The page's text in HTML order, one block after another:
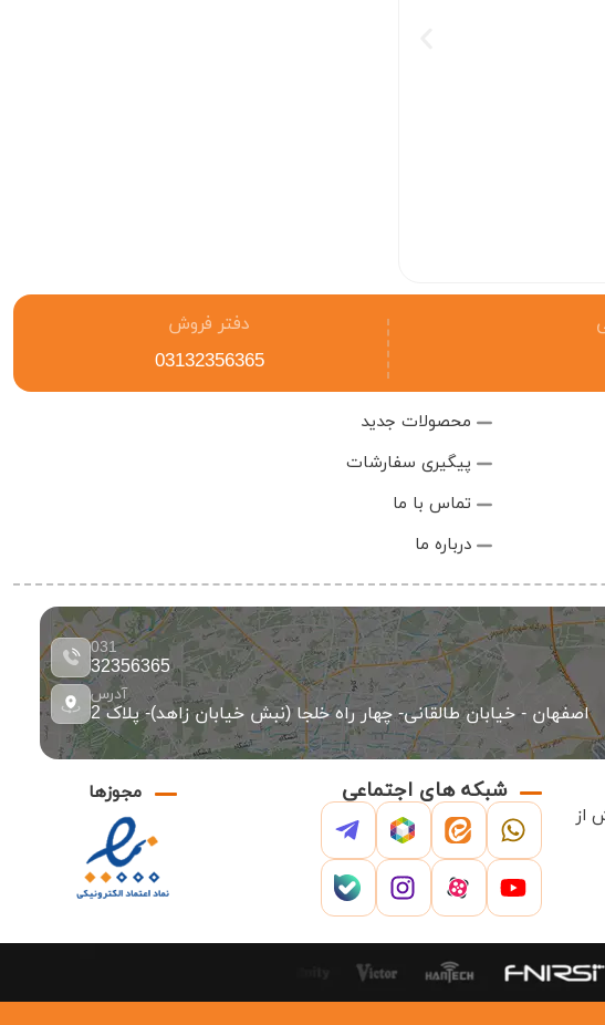
دفتر فروش
03132356365
محصولات جدید
پیگیری سفارشات
تماس با ما
درباره ما
031
32356365
آدرس
اصفهان - خیابان طالقانی- چهار راه خلجا (نبش خیابان زاهد)- پلاک 2
از
شبکه های اجتماعی مجوزها